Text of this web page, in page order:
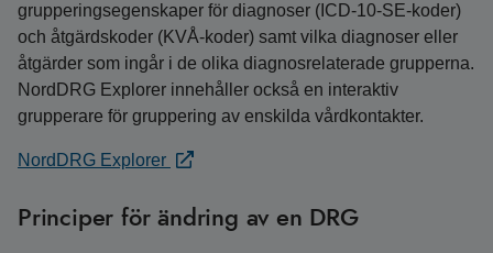
grupperingsegenskaper för diagnoser (ICD-10-SE-koder)
och åtgärdskoder (KVÅ-koder) samt vilka diagnoser eller
åtgärder som ingår i de olika diagnosrelaterade grupperna.
NordDRG Explorer innehåller också en interaktiv
grupperare för gruppering av enskilda vårdkontakter.
NordDRG Explorer
Principer för ändring av en DRG